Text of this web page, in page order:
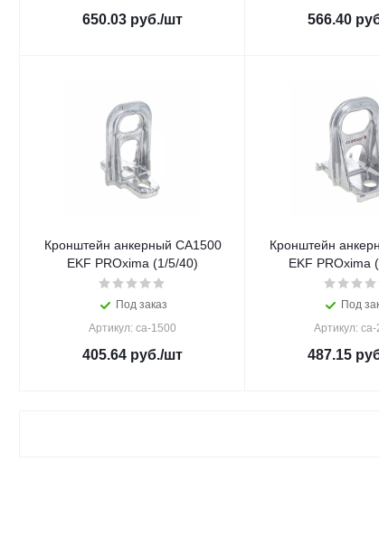
650.03 руб./шт 566.40
Кронштейн анкерный CА1500
EKF PROxima (1/5/40)
Под заказ
Артикул: ca-1500
405.64 руб./шт
Кронштейн
EKF PROxima
Под
Артикул: ca-
487.15